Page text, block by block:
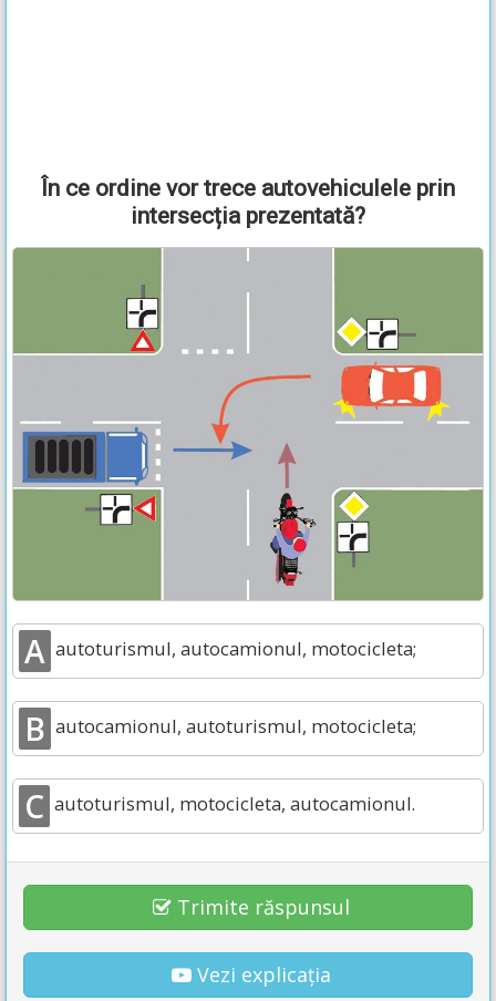
În ce ordine vor trece autovehiculele prin
intersecția prezentată?
A autoturismul, autocamionul, motocicleta;
B autocamionul, autoturismul, motocicleta;
C autoturismul, motocicleta, autocamionul.
Trimite răspunsul
Vezi explicația